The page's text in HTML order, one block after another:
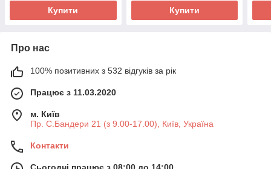
Купити Купити
Про нас
100% позитивних з 532 відгуків за рік
Працює з 11.03.2020
м. Київ
Пр. С.Бандери 21 (з 9.00-17.00), Київ, Україна
Контакти